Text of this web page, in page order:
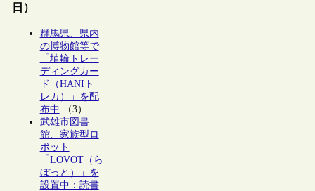
日）
群馬県、県内
の博物館等で
「埴輪トレー
ディングカー
ド（HANIト
レカ）」を配
布中 （3）
武雄市図書
館、家族型ロ
ボット
「LOVOT（ら
ぼっと）」を
設置中：読書